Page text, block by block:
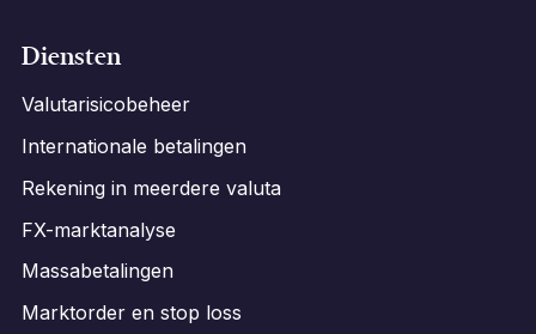
Diensten
Valutarisicobeheer
Internationale betalingen
Rekening in meerdere valuta
FX-marktanalyse
Massabetalingen
Marktorder en stop loss